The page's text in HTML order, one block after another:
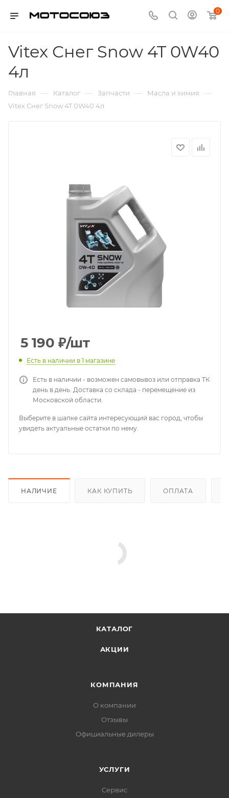
0
Vitex Снег Snow 4T 0W40
4л
Главная — Каталог — Запчасти — Масла и химия —
Vitex Снег Snow 4T 0W40 4л
5 190 ₽/шт
Есть в наличии в 1 магазине
Есть в наличии - возможен самовывоз или отправка ТК
день в день. Доставка со склада - перемещение из
Московской области.
Выберите в шапке сайта интересующий вас город, чтобы
увидеть актуальные остатки по нему.
НАЛИЧИЕ КАК КУПИТЬ ОПЛАТА
КАТАЛОГ
АКЦИИ
КОМПАНИЯ
О компании
Отзывы
Официальные дилеры
УСЛУГИ
Сервис